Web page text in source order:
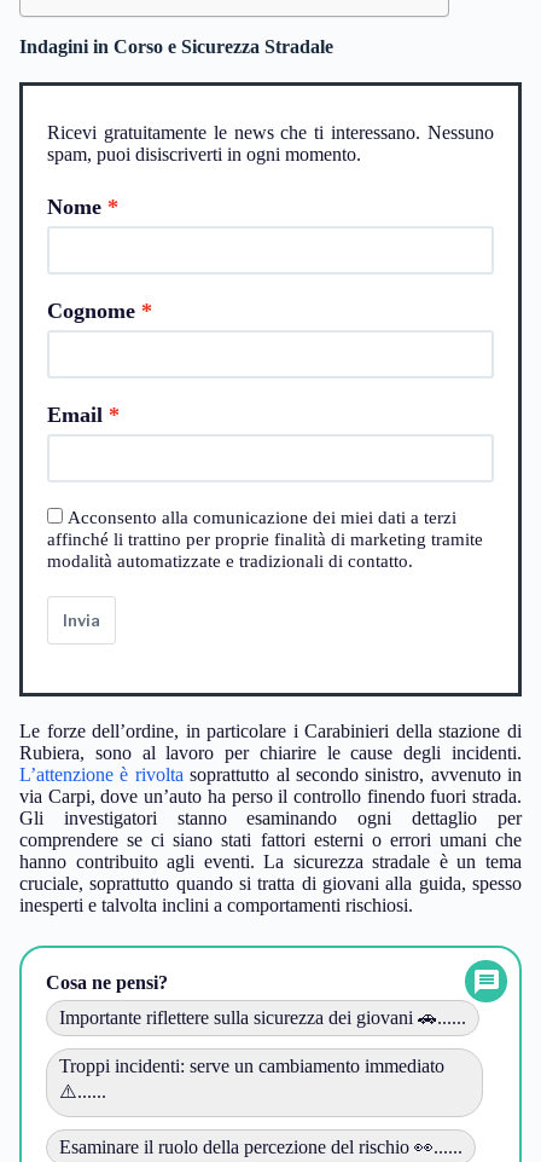
Indagini in Corso e Sicurezza Stradale
Ricevi gratuitamente le news che ti interessano. Nessuno
spam, puoi disiscriverti in ogni momento.
Nome
Cognome
Email
Acconsento alla comunicazione dei miei dati a terzi
affinché li trattino per proprie finalità di marketing tramite
modalità automatizzate e tradizionali di contatto.
Invia
Le forze dell’ordine, in particolare i Carabinieri della stazione di
Rubiera, sono al lavoro per chiarire le cause degli incidenti.
L’attenzione è rivolta soprattutto al secondo sinistro, avvenuto in
via Carpi, dove un’auto ha perso il controllo finendo fuori strada.
Gli investigatori stanno esaminando ogni dettaglio per
comprendere se ci siano stati fattori esterni o errori umani che
hanno contribuito agli eventi. La sicurezza stradale è un tema
cruciale, soprattutto quando si tratta di giovani alla guida, spesso
inesperti e talvolta inclini a comportamenti rischiosi.
Cosa ne pensi?
Importante riflettere sulla sicurezza dei giovani 🚗......
Troppi incidenti: serve un cambiamento immediato
⚠️......
Esaminare il ruolo della percezione del rischio 👀......